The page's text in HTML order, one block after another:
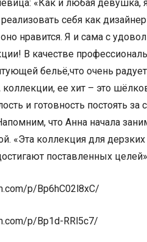
«Как и любая девушка,
себя как
нравится. Я и сама с
В качестве
бельё,что очень
ее хит – это
и готовность постоять
что Анна начала
«Эта коллекция для
поставленных
p/Bp6hC02l8xC/
p/Bp1d-RRl5c7/